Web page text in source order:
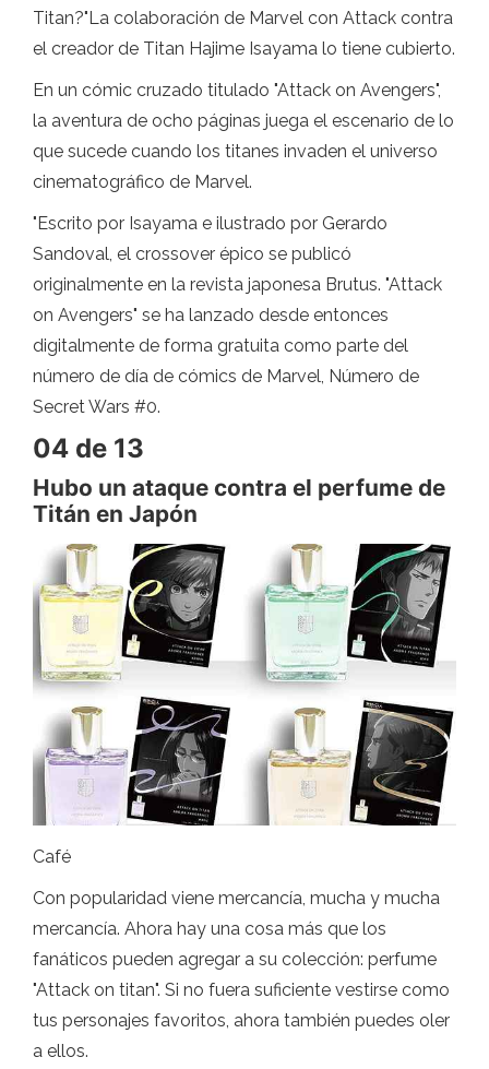
Titan?"La colaboración de Marvel con Attack contra
el creador de Titan Hajime Isayama lo tiene cubierto.
En un cómic cruzado titulado "Attack on Avengers",
la aventura de ocho páginas juega el escenario de lo
que sucede cuando los titanes invaden el universo
cinematográfico de Marvel.
"Escrito por Isayama e ilustrado por Gerardo
Sandoval, el crossover épico se publicó
originalmente en la revista japonesa Brutus. "Attack
on Avengers" se ha lanzado desde entonces
digitalmente de forma gratuita como parte del
número de día de cómics de Marvel, Número de
Secret Wars #0.
04 de 13
Hubo un ataque contra el perfume de
Titán en Japón
Café
Con popularidad viene mercancía, mucha y mucha
mercancía. Ahora hay una cosa más que los
fanáticos pueden agregar a su colección: perfume
"Attack on titan". Si no fuera suficiente vestirse como
tus personajes favoritos, ahora también puedes oler
a ellos.